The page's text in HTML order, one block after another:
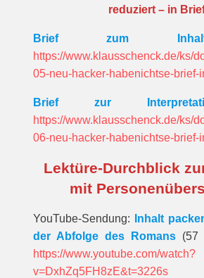
reduziert – in
Brief zum
https://www.klausschenck.de/ks/
05-neu-hacker-habenichtse-brief-
Brief zur
https://www.klausschenck.de/ks/
06-neu-hacker-habenichtse-brief-
Lektüre-Durchblick
mit
YouTube-Sendung:
Inhalt
der Abfolge des Romans (57
https://www.youtube.com/watch?
v=DxhZq5FH8zE&t=3226s